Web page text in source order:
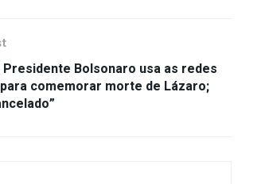
Bolsonaro usa as redes
comemorar morte de Lázaro;